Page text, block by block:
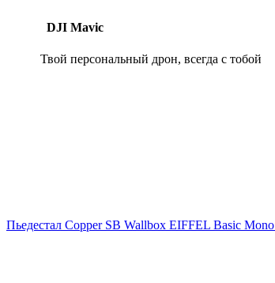
DJI Mavic
Твой персональный дрон, всегда с тобой
Пьедестал Copper SB Wallbox EIFFEL Basic Mono